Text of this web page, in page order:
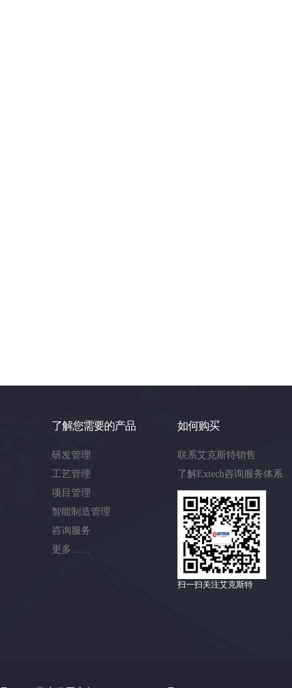
了解您需要的产品
研发管理
工艺管理
项目管理
智能制造管理
咨询服务
更多……
如何购买
联系艾克斯特销售
了解Extech咨询服务体系
扫一扫关注艾克斯特